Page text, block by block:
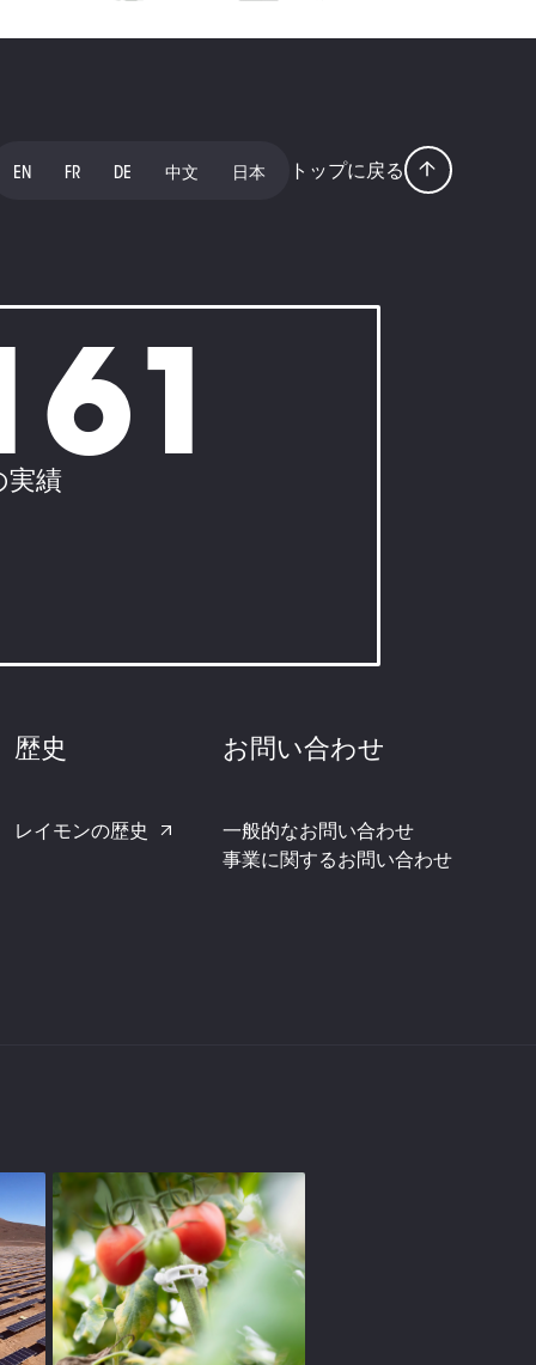
EN FR DE 中文 日本 トップに戻る
実績
歴史
レイモンの歴史
お問い合わせ
一般的なお問い合わせ
事業に関するお問い合わせ